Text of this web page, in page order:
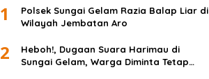
1
Polsek Sungai Gelam Razia Balap Liar di
Wilayah Jembatan Aro
2
Heboh!, Dugaan Suara Harimau di
Sungai Gelam, Warga Diminta Tetap